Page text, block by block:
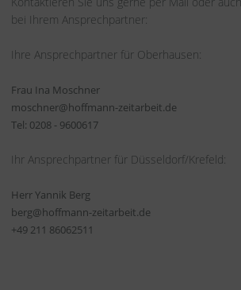
bei Ihrem Ansprechpartner:
Ihre Ansprechpartner für Oberhausen:
Frau Ina Moschner
moschner@hoffmann-zeitarbeit.de
Tel: 0208 - 9600617
Ihr Ansprechpartner für Düsseldorf/Krefeld:
Herr Yannik Berg
berg@hoffmann-zeitarbeit.de
+49 211 86062511